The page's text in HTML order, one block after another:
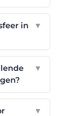
in
▼
▼
▼